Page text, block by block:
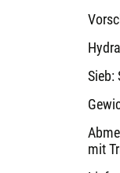
Sieb:
mit